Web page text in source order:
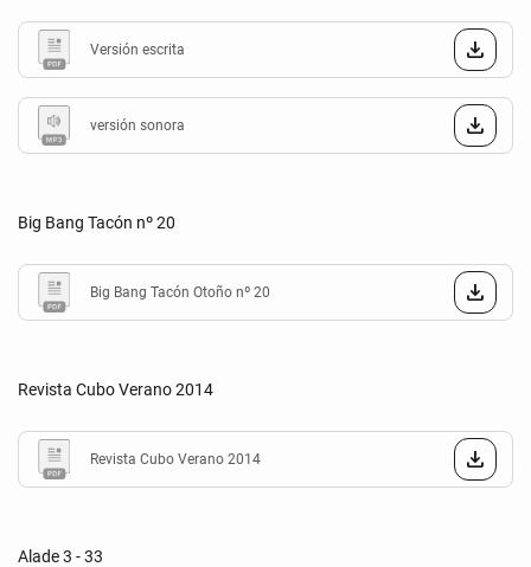
Versión escrita
versión sonora
Big Bang Tacón nº 20
Big Bang Tacón Otoño nº 20
Revista Cubo Verano 2014
Revista Cubo Verano 2014
Alade 3 - 33